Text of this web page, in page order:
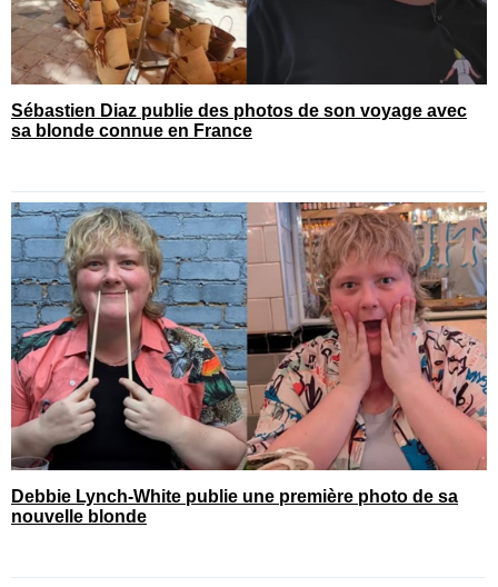
Sébastien Diaz publie des photos de son voyage avec
sa blonde connue en France
Debbie Lynch-White publie une première photo de sa
nouvelle blonde